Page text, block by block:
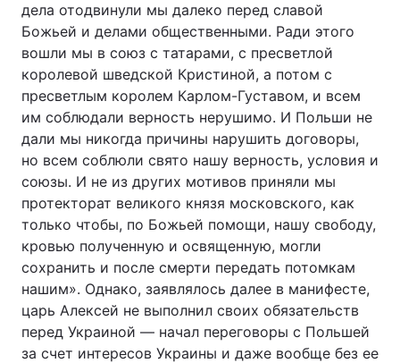
дела отодвинули мы далеко перед славой
Божьей и делами общественными. Ради этого
вошли мы в союз с татарами, с пресветлой
королевой шведской Кристиной, а потом с
пресветлым королем Карлом-Густавом, и всем
им соблюдали верность нерушимо. И Польши не
дали мы никогда причины нарушить договоры,
но всем соблюли свято нашу верность, условия и
союзы. И не из других мотивов приняли мы
протекторат великого князя московского, как
только чтобы, по Божьей помощи, нашу свободу,
кровью полученную и освященную, могли
сохранить и после смерти передать потомкам
нашим». Однако, заявлялось далее в манифесте,
царь Алексей не выполнил своих обязательств
перед Украиной — начал переговоры с Польшей
за счет интересов Украины и даже вообще без ее